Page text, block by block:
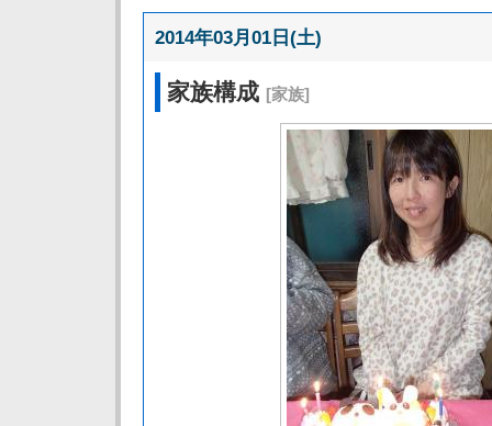
2014年03月01日(土)
家族構成 [家族]